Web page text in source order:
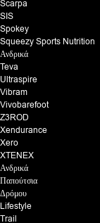
Scarpa
SIS
Spokey
Squeezy Sports Nutrition
Ανδρικά
Teva
Ultraspire
Vibram
Vivobarefoot
Z3ROD
Xendurance
Xero
XTENEX
Ανδρικά
Παπούτσια
Δρόμου
Lifestyle
Trail